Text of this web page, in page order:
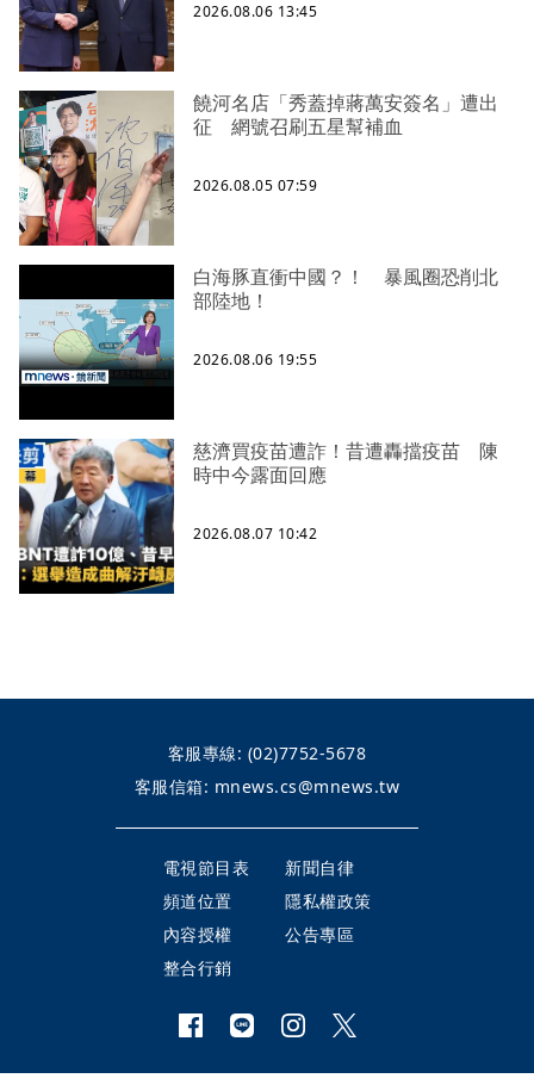
2026.08.06 13:45
饒河名店「秀蓋掉蔣萬安簽名」遭出
征 網號召刷五星幫補血
2026.08.05 07:59
白海豚直衝中國？！ 暴風圈恐削北
部陸地！
2026.08.06 19:55
慈濟買疫苗遭詐！昔遭轟擋疫苗 陳
時中今露面回應
2026.08.07 10:42
客服專線: (02)7752-5678
客服信箱: mnews.cs@mnews.tw
電視節目表
新聞自律
頻道位置
隱私權政策
內容授權
公告專區
整合行銷